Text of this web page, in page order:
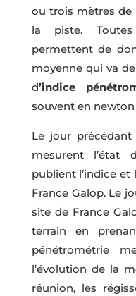
ou trois mètres de
la piste.
permettent de
moyenne qui va
d’indice
souvent en newton
Le jour précédant
mesurent
publient l’indice
France Galop. Le
site de France
terrain en
pénétrométrie
l’évolution de la
réunion, les